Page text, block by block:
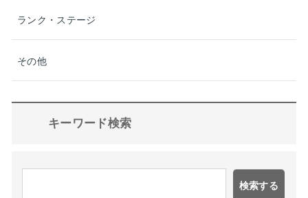
ランク・ステージ
その他
キーワード検索
検索する